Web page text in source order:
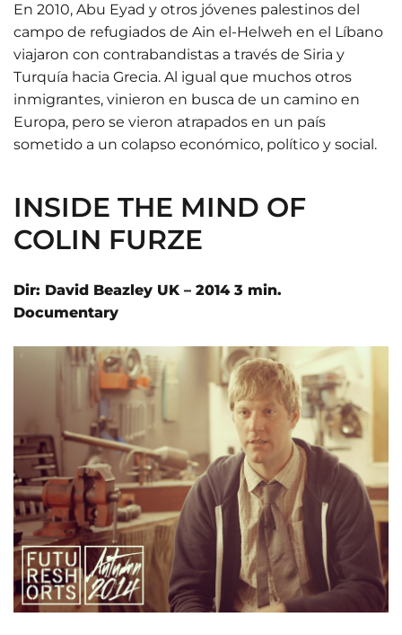
En 2010, Abu Eyad y otros jóvenes palestinos del
campo de refugiados de Ain el-Helweh en el Líbano
viajaron con contrabandistas a través de Siria y
Turquía hacia Grecia. Al igual que muchos otros
inmigrantes, vinieron en busca de un camino en
Europa, pero se vieron atrapados en un país
sometido a un colapso económico, político y social.
INSIDE THE MIND OF
COLIN FURZE
Dir: David Beazley UK – 2014 3 min.
Documentary